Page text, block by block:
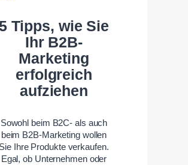
5 Tipps, wie Sie
Ihr B2B-
Marketing
erfolgreich
aufziehen
Sowohl beim B2C- als auch
beim B2B-Marketing wollen
Sie Ihre Produkte verkaufen.
Egal, ob Unternehmen oder